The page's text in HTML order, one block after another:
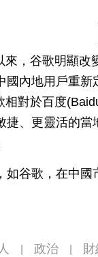
來，谷歌明顯改
內地用戶重新
對於百度
、更靈活的當
谷歌，在中國
政治 財